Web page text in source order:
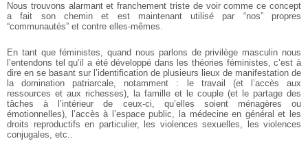
Nous trouvons alarmant et franchement triste de voir comme ce concept
a fait son chemin et est maintenant utilisé par “nos” propres
“communautés” et contre elles-mêmes.
En tant que féministes, quand nous parlons de privilège masculin nous
l’entendons tel qu’il a été développé dans les théories féministes, c’est à
dire en se basant sur l’identification de plusieurs lieux de manifestation de
la domination patriarcale, notamment : le travail (et l’accès aux
ressources et aux richesses), la famille et le couple (et le partage des
tâches à l’intérieur de ceux-ci, qu’elles soient ménagères ou
émotionnelles), l’accès à l’espace public, la médecine en général et les
droits reproductifs en particulier, les violences sexuelles, les violences
conjugales, etc..